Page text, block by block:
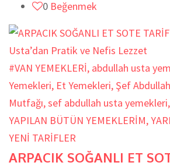
0 Beğenmek
#VAN YEMEKLERİ, abdullah usta
Yemekleri, Et Yemekleri, Şef
Mutfağı,sef abdullah usta yemekleri,
YAPILAN BÜTÜN YEMEKLERİM,
YENİ TARİFLER
ARPACIK SOĞANLI ET